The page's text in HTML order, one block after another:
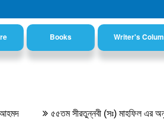
Books Writer's
৫৫তম সীরতুন্নবী (সঃ) মাহফিল এর অনুষ্ঠান সূচী